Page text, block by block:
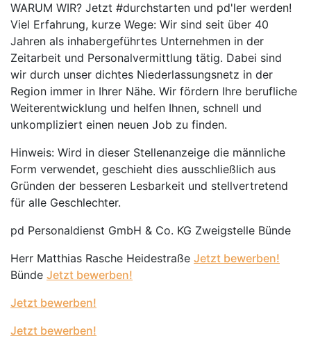
WARUM WIR? Jetzt #durchstarten und pd'ler werden!
Viel Erfahrung, kurze Wege: Wir sind seit über 40
Jahren als inhabergeführtes Unternehmen in der
Zeitarbeit und Personalvermittlung tätig. Dabei sind
wir durch unser dichtes Niederlassungsnetz in der
Region immer in Ihrer Nähe. Wir fördern Ihre berufliche
Weiterentwicklung und helfen Ihnen, schnell und
unkompliziert einen neuen Job zu finden.
Hinweis: Wird in dieser Stellenanzeige die männliche
Form verwendet, geschieht dies ausschließlich aus
Gründen der besseren Lesbarkeit und stellvertretend
für alle Geschlechter.
pd Personaldienst GmbH & Co. KG Zweigstelle Bünde
Herr Matthias Rasche Heidestraße Jetzt bewerben!
Bünde Jetzt bewerben!
Jetzt bewerben!
Jetzt bewerben!